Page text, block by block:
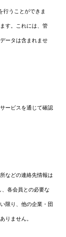
行うことができま
す。これには、管
ータは含まれませ
ービスを通じて確認
などの連絡先情報は
各会員との必要な
限り、他の企業・団
りません。